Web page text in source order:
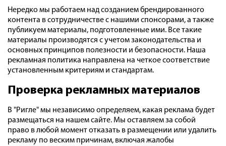
Нередко мы работаем над созданием брендированного
контента в сотрудничестве с нашими спонсорами, а также
публикуем материалы, подготовленные ими. Все такие
материалы производятся с учетом законодательства и
основных принципов полезности и безопасности. Наша
рекламная политика направлена на четкое соответствие
установленным критериям и стандартам.
Проверка рекламных материалов
В "Ригле" мы независимо определяем, какая реклама будет
размещаться на нашем сайте. Мы оставляем за собой
право в любой момент отказать в размещении или удалить
рекламу по веским причинам, включая жалобы